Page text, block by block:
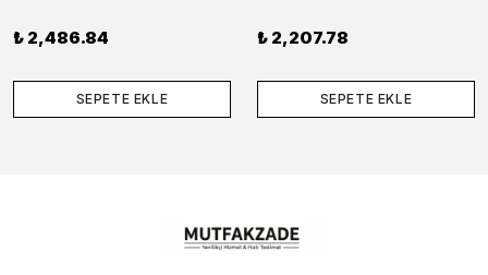
₺ 2,486.84
SEPETE EKLE
₺ 2,207.78
SEPETE EKLE